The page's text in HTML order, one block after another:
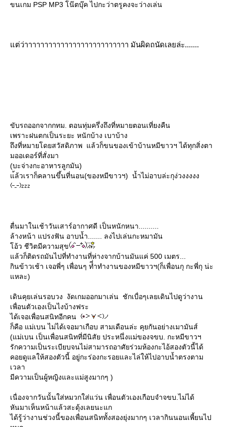
ขนเกม PSP MP3 โน๊ตบุ๊ค ไปกะว่าตรูคงจะว่างเล่น
ต่ว่าาาาาาาาาาาาาาาาาาาาาาาาาา มันผิดถนัดเลยล่ะ.......
ขับรถออกจากกทม. ตอนทุ่มครึ่งถึงที่หมายตอนเที่ยงคืน
เพราะฝนตกเป็นระยะ หนักบ้าง เบาบ้าง
ถึงที่หมายโดยสวัสดิภาพ แล้วก็ขนของเข้าบ้านหมีขาวฯ ได้ทุกสิ่งตา
มออเดอร์ที่สั่งมา
(บะจ่างกะอาหารลูกมัน)
้ล้วเราก็คลานขึ้นที่นอน(ของหมีขาวฯ) น้ำไม่อาบล่ะกุง่วงงงงง
ตื่นมาในเช้าวันเสาร์อากาศดี เป็นหนักหนา..........
ล้างหน้า แปรงฟัน อาบน้ำ....... ลงไปเล่นกะหมามัน
อ้ว ชีวิตมีความสุข
ล้วก็ติดรถมันไปที่ทำงานที่ห่างจากบ้านมันแค่ 500 เมตร...
กินข้าวเช้า เจอพี่ๆ เพื่อนๆ ที่ำทำงานของหมีขาวฯ(ก็เพื่อนกุ กะพี่กุ น่ะ
หละ)
เดินคุยเล่นรอบวง งัดเกมออกมาเล่น ชักเบื่อๆเลยเดินไปดูว่างาน
เพื่อนตัวเองเป็นไงบ้างฟระ
ได้เจอเพื่อนสนิทอีกคน
ก็คือ แม่เบน ไม่ได้เจอมาเกือบ สามเดือนล่ะ คุยกันอย่างเมามันส์
(แม่เบน เป็นเพื่อนสนิทที่มีนิสัย ประหนึ่งแม่ของจขบ. กะหมีขาวฯ
รักความเป็นระเบียบจนไม่สามารถอาศัยร่วมห้องกะไอ้สองตัวนี้ได้
คอยดูแลให้สองตัวนี้ อยู่กะร่องกะรอยและไล่ให้ไปอาบน้ำตรงตาม
เวลา
มีความเป็นผู้หญิงและแม่สูงมากๆ )
เนื่องจากวันนั้นใส่หมวกใส่แว่น เพื่อนตัวเองเกือบจำจขบ.ไม่ได้
หันมาเห็นหน้าแล้วสะดุ้งเลยนะแก
ได้รู้ว่างานช่วงนี้ของเพื่อนสนิททั้งสองยุ่งมากๆ เวลากินนอนเพี้ยนไป